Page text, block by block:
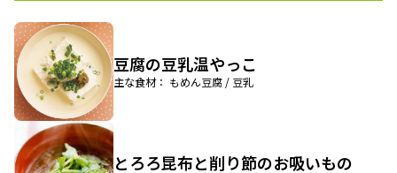
豆腐の豆乳温やっこ
主な食材： もめん豆腐 / 豆乳
とろろ昆布と削り節のお吸いもの